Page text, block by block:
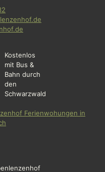
Kostenlos
mit Bus &
Bahn durch
den
Schwarzwald